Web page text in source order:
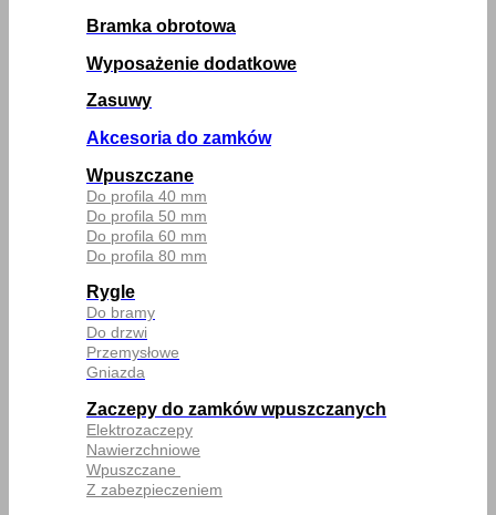
Bramka obrotowa
Wyposażenie dodatkowe
Zasuwy
Akcesoria do zamków
Wpuszczane
Do profila 40 mm
Do profila 50 mm
Do profila 60 mm
Do profila 80 mm
Rygle
Do bramy
Do drzwi
Przemysłowe
Gniazda
Zaczepy do zamków wpuszczanych
Elektrozaczepy
Nawierzchniowe
Wpuszczane
Z zabezpieczeniem